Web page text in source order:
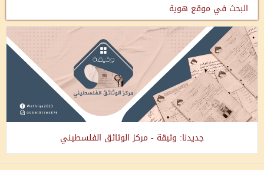
البحث في موقع هوية
جديدنا: وثيقة - مركز الوثائق الفلسطيني